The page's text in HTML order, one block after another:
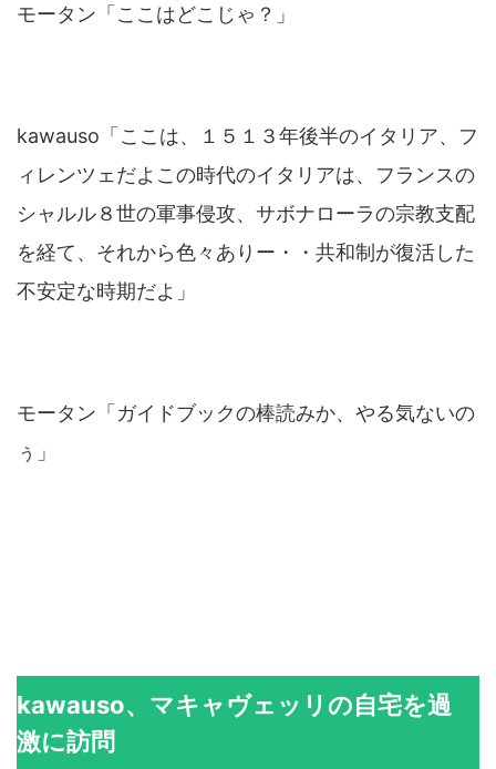
モータン「ここはどこじゃ？」
kawauso「ここは、１５１３年後半のイタリア、フ
ィレンツェだよこの時代のイタリアは、フランスの
シャルル８世の軍事侵攻、サボナローラの宗教支配
を経て、それから色々ありー・・共和制が復活した
不安定な時期だよ」
モータン「ガイドブックの棒読みか、やる気ないの
ぅ」
kawauso、マキャヴェッリの自宅を過
激に訪問